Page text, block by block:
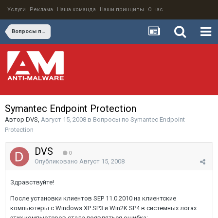
Услуги Реклама Наша команда Наши принципы О нас
Вопросы по Symantec Endpoint Protection
Symantec Endpoint Protection
Автор DVS, Август 15, 2008 в Вопросы по Symantec Endpoint
Protection
DVS 0
Опубликовано Август 15, 2008
Здравствуйте!
После установки клиентов SEP 11.0.2010 на клиентские
компьютеры с Windows XP SP3 и Win2K SP4 в системных логах